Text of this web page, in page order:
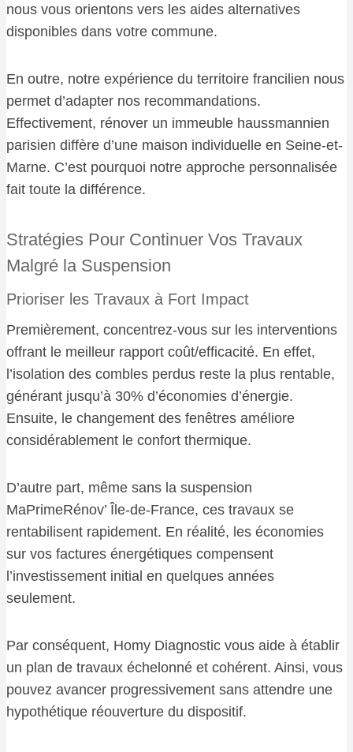
nous vous orientons vers les aides alternatives
disponibles dans votre commune.
En outre, notre expérience du territoire francilien nous
permet d’adapter nos recommandations.
Effectivement, rénover un immeuble haussmannien
parisien diffère d’une maison individuelle en Seine-et-
Marne. C’est pourquoi notre approche personnalisée
fait toute la différence.
Stratégies Pour Continuer Vos Travaux
Malgré la Suspension
Prioriser les Travaux à Fort Impact
Premièrement, concentrez-vous sur les interventions
offrant le meilleur rapport coût/efficacité. En effet,
l’isolation des combles perdus reste la plus rentable,
générant jusqu’à 30% d’économies d’énergie.
Ensuite, le changement des fenêtres améliore
considérablement le confort thermique.
D’autre part, même sans la suspension
MaPrimeRénov’ Île-de-France, ces travaux se
rentabilisent rapidement. En réalité, les économies
sur vos factures énergétiques compensent
l’investissement initial en quelques années
seulement.
Par conséquent, Homy Diagnostic vous aide à établir
un plan de travaux échelonné et cohérent. Ainsi, vous
pouvez avancer progressivement sans attendre une
hypothétique réouverture du dispositif.